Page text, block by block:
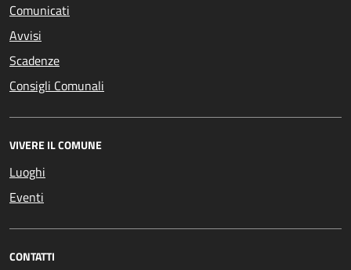
Comunicati
Avvisi
Scadenze
Consigli Comunali
VIVERE IL COMUNE
Luoghi
Eventi
CONTATTI